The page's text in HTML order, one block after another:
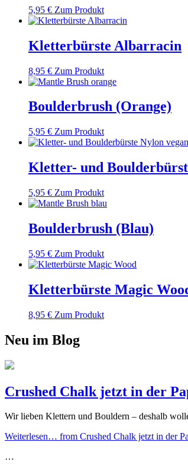
5,95 € Zum Produkt
Kletterbürste Albarracin
8,95 € Zum Produkt
Boulderbrush (Orange)
5,95 € Zum Produkt
Kletter- und
5,95 € Zum Produkt
Boulderbrush (Blau)
5,95 € Zum Produkt
Kletterbürste Magic
8,95 € Zum Produkt
Neu im Blog
Crushed Chalk jetzt in der
Wir lieben Klettern und Bouldern – deshalb
Weiterlesen… from Crushed Chalk jetzt in der
…